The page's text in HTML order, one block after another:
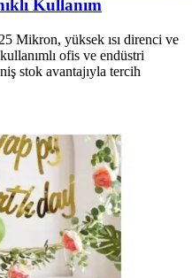
Kullanım
Mikron, yüksek ısı direnci ve
ofis ve endüstri
stok avantajıyla tercih